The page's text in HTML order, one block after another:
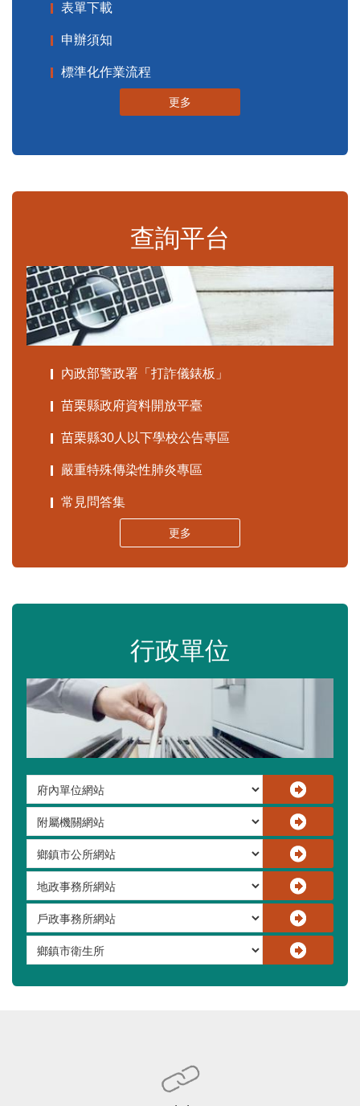
表單下載
申辦須知
標準化作業流程
更多
查詢平台
內政部警政署「打詐儀錶板」
苗栗縣政府資料開放平臺
苗栗縣30人以下學校公告專區
嚴重特殊傳染性肺炎專區
常見問答集
更多
行政單位